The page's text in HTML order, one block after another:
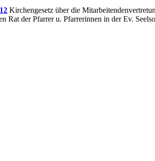
Kirchengesetz über die
Rat der Pfarrer u. Pfarrerinnen in der Ev.